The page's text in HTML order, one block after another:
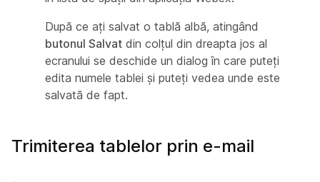
După ce ați salvat o tablă albă, atingând
butonul Salvat din colțul din dreapta jos al
ecranului se deschide un dialog în care puteți
edita numele tablei și puteți vedea unde este
salvată de fapt.
Trimiterea tablelor prin e-mail